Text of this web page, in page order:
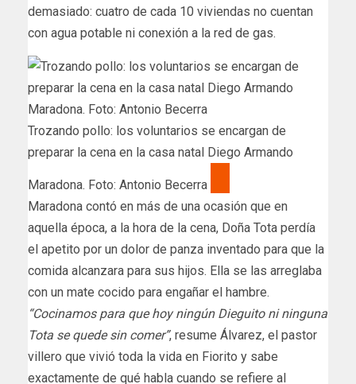
demasiado: cuatro de cada 10 viviendas no cuentan
con agua potable ni conexión a la red de gas.
Trozando pollo: los voluntarios se encargan de
preparar la cena en la casa natal Diego Armando
Maradona. Foto: Antonio Becerra
Maradona contó en más de una ocasión que en
aquella época, a la hora de la cena, Doña Tota perdía
el apetito por un dolor de panza inventado para que la
comida alcanzara para sus hijos. Ella se las arreglaba
con un mate cocido para engañar el hambre.
“Cocinamos para que hoy ningún Dieguito ni ninguna
Tota se quede sin comer”, resume Álvarez, el pastor
villero que vivió toda la vida en Fiorito y sabe
exactamente de qué habla cuando se refiere al